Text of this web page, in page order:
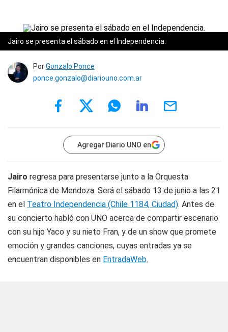
Jairo se presenta el sábado en el Independencia.
PorGonzalo Ponce
ponce.gonzalo@diariouno.com.ar
Agregar Diario UNO en
Jairo regresa para presentarse junto a la Orquesta
Filarmónica de Mendoza. Será el sábado 13 de junio a las 21
en el Teatro Independencia (Chile 1184, Ciudad). Antes de
su concierto habló con UNO acerca de compartir escenario
con su hijo Yaco y su nieto Fran, y de un show que promete
emoción y grandes canciones, cuyas entradas ya se
encuentran disponibles en EntradaWeb.